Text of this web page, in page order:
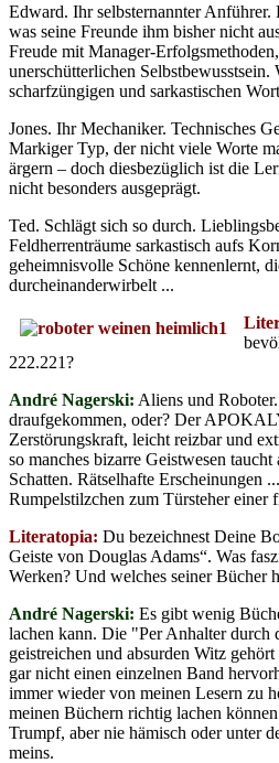
Edward. Ihr selbsternannter Anführer.
was seine Freunde ihm bisher nicht
Freude mit Manager-
unerschütterlichen Selbstbewusstsein.
scharfzüngigen und sarkastischen
Jones. Ihr Mechaniker. Technisches
Markiger Typ, der nicht viele Worte
ärgern – doch diesbezüglich ist die
nicht besonders ausgeprägt.
Ted. Schlägt sich so durch.
Feldherrenträume sarkastisch aufs
geheimnisvolle Schöne kennenlernt,
durcheinanderwirbelt ...
222.221?
André Nagerski: Aliens und
draufgekommen, oder? Der
Zerstörungskraft, leicht reizbar und
so manches bizarre Geistwesen
Schatten. Rätselhafte Erscheinungen
Rumpelstilzchen zum Türsteher einer
Literatopia: Du bezeichnest Deine
Geiste von Douglas Adams“. Was
Werken? Und welches seiner Bücher
André Nagerski: Es gibt wenig
lachen kann. Die "Per Anhalter durch
geistreichen und absurden Witz
gar nicht einen einzelnen Band
immer wieder von meinen Lesern zu
meinen Büchern richtig lachen
Trumpf, aber nie hämisch oder unter
meins.